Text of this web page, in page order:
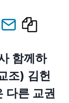
함께하
조) 김헌
다른 교권